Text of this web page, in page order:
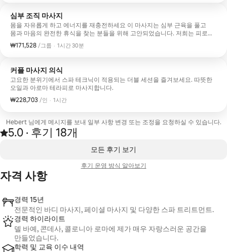
심부 조직 마사지
몸을 자유롭게 하고 에너지를 재충전하세요 이 마사지는 심부 근육을 풀고
몸과 마음의 완전한 휴식을 찾는 분들을 위해 고안되었습니다. 저희는 피로나
여행의 끊임없는 움직임으로 인해 축적된 긴장과 스트레스 및 통증을
완화하기 위해 근육의 깊은 층을 작업합니다.
₩171,528 /그룹
그룹당 ₩171,528
, · 1시간 30분
커플 마사지 의식
고요한 분위기에서 스파 테크닉이 적용되는 더블 세션을 즐겨보세요. 따뜻한
오일과 아로마 테라피로 마사지합니다.
₩228,703 /인
1인당 ₩228,703
, · 1시간
Hebert 님에게 메시지를 보내 일부 사항 변경 또는 조정을 요청하실 수 있습니다.
후기 18건에서 5점 만점 중 5.0점을 받음
5.0
, · 후기 18개
모든 후기 보기
후기 운영 방식 알아보기
자격 사항
경력 15년
전문적인 바디 마사지, 페이셜 마사지 및 다양한 스파 트리트먼트.
경력 하이라이트
델 바예, 콘데사, 콜로니아 로마에 제가 매우 자랑스러운 공간을
만들었습니다.
학력 및 교육 이수 내역